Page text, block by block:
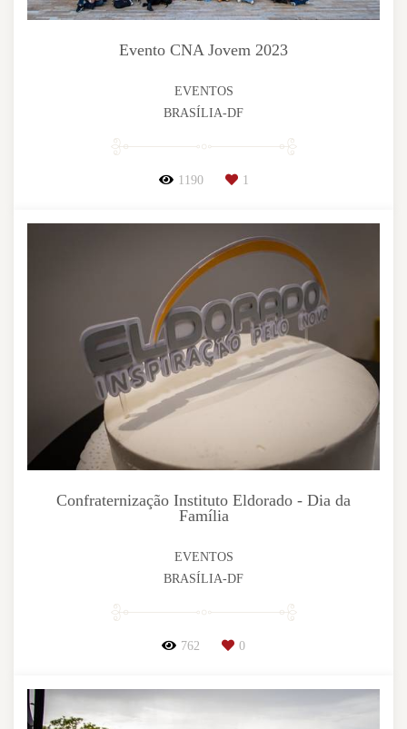
Evento CNA Jovem 2023
EVENTOS
BRASÍLIA-DF
1190 1
Confraternização Instituto Eldorado - Dia da
Família
EVENTOS
BRASÍLIA-DF
762 0